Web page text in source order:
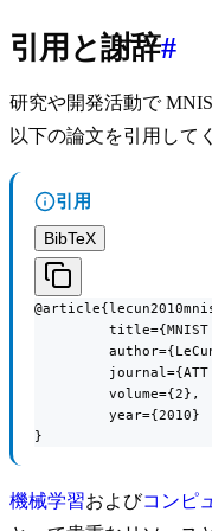
引用と謝辞#
研究や開発活動で
以下の論文を引用して
引用
BibTeX
journal={ATT
         volume={2},
         year={2010}
}
機械学習およびコンピ